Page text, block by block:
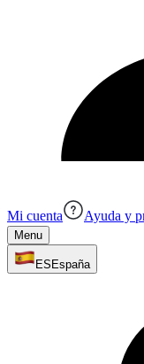
Mi cuenta Ayuda y
Menu
ES España